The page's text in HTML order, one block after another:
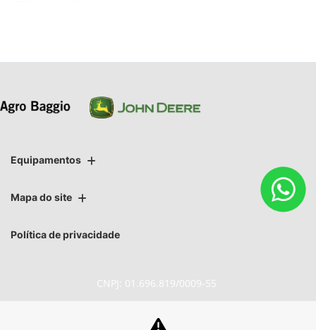
Equipamentos
Mapa do site
Política de privacidade
CNPJ: 01.696.819/0009-55